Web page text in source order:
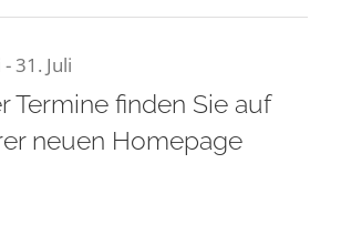
Termine finden Sie auf
neuen Homepage
-31. Juli